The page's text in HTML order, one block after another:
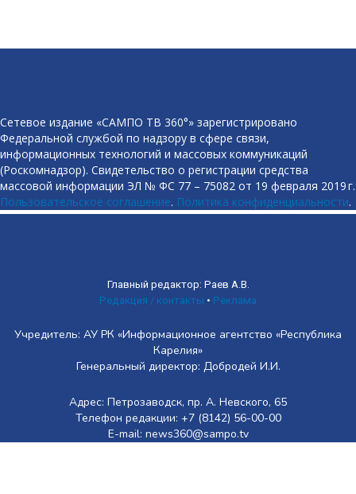
Сетевое издание «САМПО ТВ 360°» зарегистрировано
Федеральной службой по надзору в сфере связи,
информационных технологий и массовых коммуникаций
(Роскомнадзор). Свидетельство о регистрации средства
массовой информации ЭЛ № ФС 77 – 75082 от 19 февраля 2019 г.
Пользовательское соглашение. Политика конфиденциальности.
Главный редактор: Раев А.В.
Редакция / контакты • Реклама
Учредитель: АУ РК «Информационное агентство «Республика
Карелия»
Генеральный директор: Добродей И.И.
Адрес: Петрозаводск, пр. А. Невского, 65
Телефон редакции: +7 (8142) 56-00-00
E-mail: news360@sampo.tv